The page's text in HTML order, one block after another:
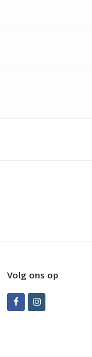
Volg ons op
FacebookInstagram